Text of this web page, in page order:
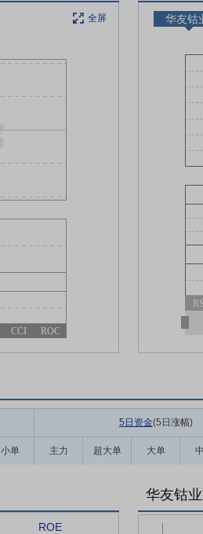
全屏
CCI ROC
华友钴
5日资金(5日涨幅)
小单 主力 超大单 大单
ROE
华友钴